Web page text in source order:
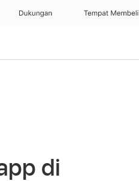
Dukungan Tempat Membeli
di